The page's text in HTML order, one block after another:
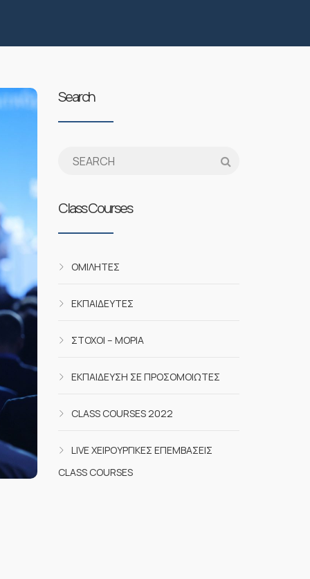
Search
Class Courses
ΟΜΙΛΗΤΈΣ
ΕΚΠΑΙΔΕΥΤΈΣ
ΣΤΌΧΟΙ – ΜΌΡΙΑ
ΕΚΠΑΊΔΕΥΣΗ ΣΕ ΠΡΟΣΟΜΟΙΩΤΈΣ
CLASS COURSES 2022
LIVE ΧΕΙΡΟΥΡΓΙΚΈΣ ΕΠΕΜΒΆΣΕΙΣ
CLASS COURSES